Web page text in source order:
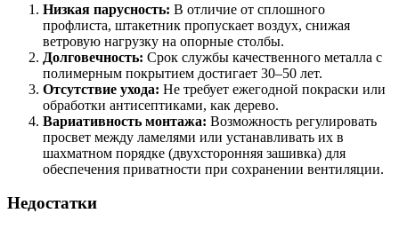
Низкая парусность: В отличие от сплошного
профлиста, штакетник пропускает воздух, снижая
ветровую нагрузку на опорные столбы.
Долговечность: Срок службы качественного металла с
полимерным покрытием достигает 30–50 лет.
Отсутствие ухода: Не требует ежегодной покраски или
обработки антисептиками, как дерево.
Вариативность монтажа: Возможность регулировать
просвет между ламелями или устанавливать их в
шахматном порядке (двухсторонняя зашивка) для
обеспечения приватности при сохранении вентиляции.
Недостатки